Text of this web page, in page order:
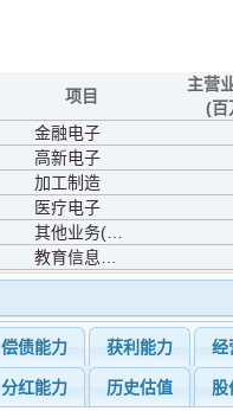
项目
主营
(百
金融电子
高新电子
加工制造
医疗电子
偿债能力 获利能力 经
分红能力 历史估值 股